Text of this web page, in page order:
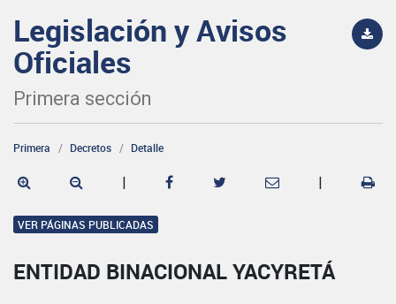
Legislación y Avisos
Oficiales
Primera sección
Primera Decretos Detalle
| |
VER PÁGINAS PUBLICADAS
ENTIDAD BINACIONAL YACYRETÁ